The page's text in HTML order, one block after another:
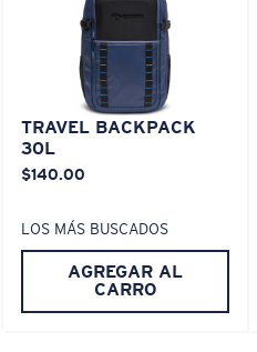
TRAVEL BACKPACK
30L
$140.00
LOS MÁS BUSCADOS
AGREGAR AL
CARRO